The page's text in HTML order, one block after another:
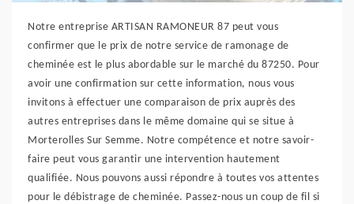
Notre entreprise ARTISAN RAMONEUR 87 peut vous
confirmer que le prix de notre service de ramonage de
cheminée est le plus abordable sur le marché du 87250. Pour
avoir une confirmation sur cette information, nous vous
invitons à effectuer une comparaison de prix auprès des
autres entreprises dans le même domaine qui se situe à
Morterolles Sur Semme. Notre compétence et notre savoir-
faire peut vous garantir une intervention hautement
qualifiée. Nous pouvons aussi répondre à toutes vos attentes
pour le débistrage de cheminée. Passez-nous un coup de fil si